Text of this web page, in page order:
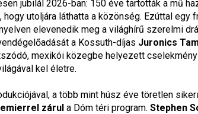
jubilál 2026-ban: 150 éve tartották a mű
utoljára láthatta a közönség. Ezúttal egy
elevenedik meg a világhírű szerelmi
a Kossuth-díjas Juronics
mexikói közegbe helyezett
kel életre.
a több mint húsz éve töretlen
zárula Dóm téri program. Stephen